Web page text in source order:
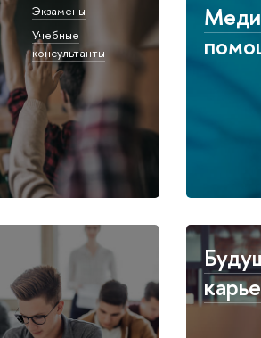
Экзамены
Учебные
консультанты